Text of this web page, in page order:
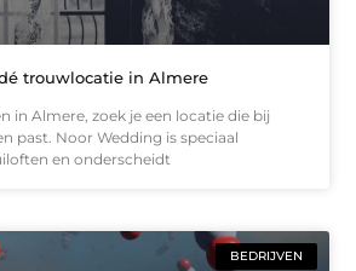
trouwlocatie in Almere
in Almere, zoek je een locatie die bij
past. Noor Wedding is speciaal
en onderscheidt
BEDRIJVEN